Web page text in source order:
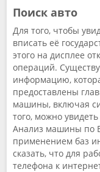
Поиск авто
Для того, чтобы
вписать её
этого на дисплее
операций.
информацию,
предоставлены
машины, включая
того, можно
Анализ машины по
применением баз
сказать, что для
телефона к